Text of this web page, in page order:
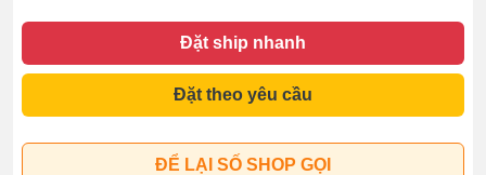
Đặt ship nhanh
Đặt theo yêu cầu
ĐỂ LẠI SỐ SHOP GỌI